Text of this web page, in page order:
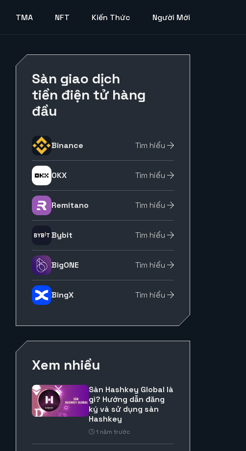
TMA NFT Kiến Thức Người Mới
Sàn giao dịch
tiền điện tử hàng
đầu
Binance Tìm hiểu
OKX Tìm hiểu
Remitano Tìm hiểu
Bybit Tìm hiểu
BigONE Tìm hiểu
BingX Tìm hiểu
Xem nhiều
Sàn Hashkey Global là
gì? Hướng dẫn đăng
ký và sử dụng sàn
Hashkey
1 năm trước